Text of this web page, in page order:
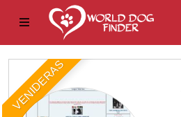
VENIDERAS